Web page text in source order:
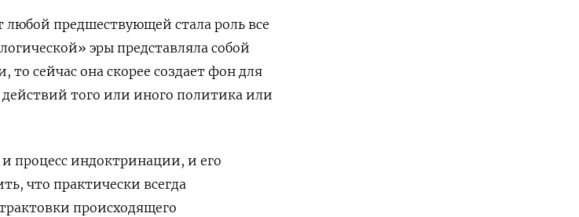
предшествующей стала роль все
эры представляла собой
сейчас она скорее создает фон для
того или иного политика или
процесс индоктринации, и его
что практически всегда
происходящего